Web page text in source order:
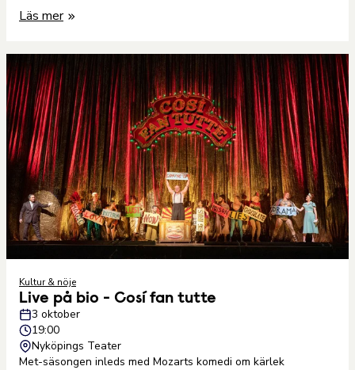
Läs mer
Kultur & nöje
Live på bio - Cosí fan tutte
3 oktober
19:00
Nyköpings Teater
Met-säsongen inleds med Mozarts komedi om kärlek